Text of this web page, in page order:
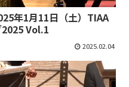
年1月11日（土）TIAA
Vol.1
2025.02.04